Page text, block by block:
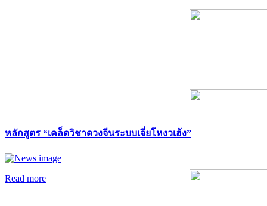
หลักสูตร “เคล็ดวิชาดวงจีนระบบเจี่ยโหงวเฮ้ง”
Read more